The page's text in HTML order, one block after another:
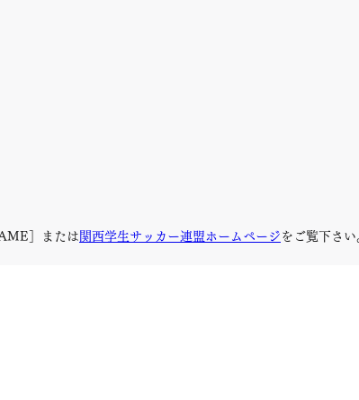
］または 関西学生サッカー連盟ホームページ をご覧下さい